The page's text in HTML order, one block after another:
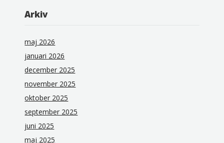
Arkiv
maj 2026
januari 2026
december 2025
november 2025
oktober 2025
september 2025
juni 2025
maj 2025